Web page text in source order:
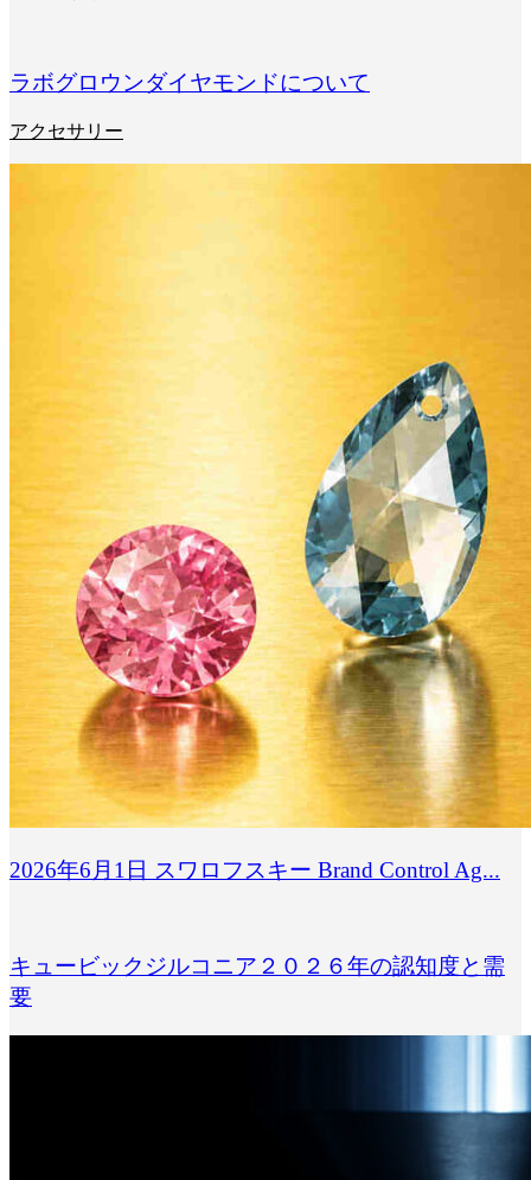
ラボグロウンダイヤモンドについて
アクセサリー
2026年6月1日 スワロフスキー Brand Control Ag...
キュービックジルコニア２０２６年の認知度と需
要